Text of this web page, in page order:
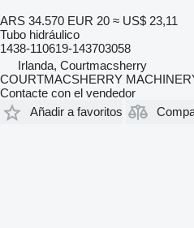
ARS 34.570 EUR 20 ≈ US$ 23,11
Tubo hidráulico
1438-110619-143703058
Irlanda, Courtmacsherry
COURTMACSHERRY
Contacte con el vendedor
Añadir a favoritos